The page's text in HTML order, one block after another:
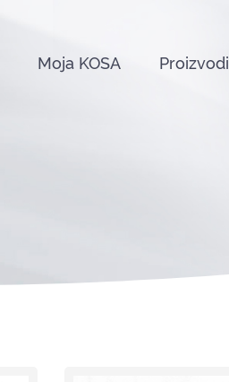
Moja KOSA Proizvodi